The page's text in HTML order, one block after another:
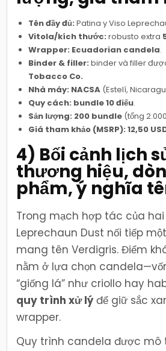
Tên đầy đủ: Patina y Viso
Vitola/kích thước: robusto extra
Wrapper: Ecuadorian candela.
Binder & filler: binder và filler
Tobacco Co.
Nhà máy: NACSA (Estelí,
Quy cách: bundle 10 điếu.
Sản lượng: 200 bundle (tổng
Giá tham khảo (MSRP): 12,50
4) Bối cảnh lịch
thương hiệu,
phẩm, ý nghĩa
Trong mạch hợp tác của hai
Leprechaun Dust nối tiếp
mang tên Verdigris. Điểm
nằm ở lựa chọn
“giống lá” như criollo hay
quy trình xử lýđể giữ sắc
wrapper.
Quy trình candela được mô